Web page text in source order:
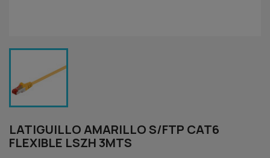
LATIGUILLO AMARILLO S/FTP CAT6
FLEXIBLE LSZH 3MTS